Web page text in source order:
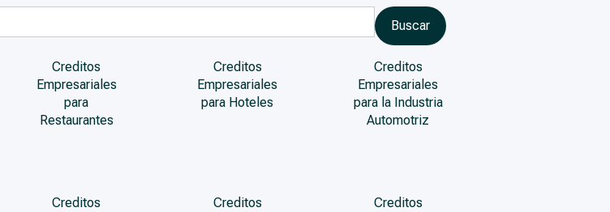
Creditos
Empresariales
para
Restaurantes
Creditos
Empresariales
para Hoteles
Creditos
Empresariales
para la Industria
Automotriz
Creditos
Creditos
Creditos